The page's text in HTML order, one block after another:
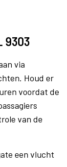
9303
via
Houd er
voordat de
van de
een vlucht